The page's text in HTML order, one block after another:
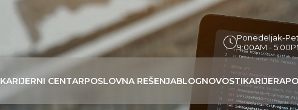
Ponedeljak-
9:00AM -
KARIJERNI CENTARPOSLOVNA REŠENJABLOGNOVOSTIKARIJERA